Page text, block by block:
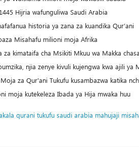
Hijria wafunguliwa Saudi Arabia
historia ya zana za kuandika Qur’ani
Misahafu milioni moja Afrika
za kimataifa cha Msikiti Mkuu wa Makka
njia zenye kivuli kujengwa kwa ajili ya
za Qur'ani Tukufu kusambazwa katika
moja kutekeleza Ibada ya Hija mwaka huu
qurani tukufu saudi arabia mahujaji